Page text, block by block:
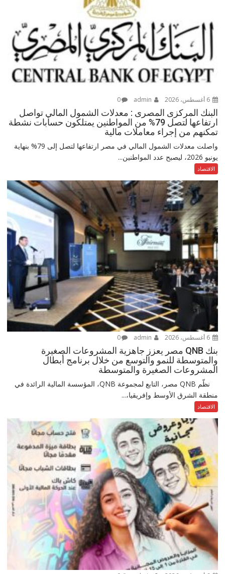
6 أغسطس، 2026 0
البنك المركزى المصرى : معدلات الشمول المالي تواصل
ارتفاعها لتصل 79% من المواطنين يمتلكون حسابات نشطة
تمكنهم من إجراء معاملات مالية
واصلت معدلات الشمول المالي في مصر ارتفاعها لتصل إلى 79% بنهاية
يونيو 2026، ليصبح عدد المواطنين...
الاقتصاد
6 أغسطس، 2026 0
بنك QNB مصر يعزز جاهزية المشروعات الصغيرة
والمتوسطة للنمو والتوسع من خلال برنامج أبطال
المشروعات الصغيرة والمتوسطة
نظّم QNB مصر، التابع لمجموعة QNB، المؤسسة المالية الرائدة في
منطقة الشرق الأوسط وإفريقيا،...
الاقتصاد